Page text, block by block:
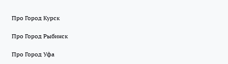
Про Город Курск
Про Город Рыбинск
Про Город Уфа